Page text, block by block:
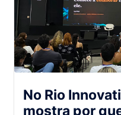
No Rio
mostra por